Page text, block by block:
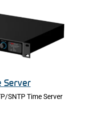
Server
SNTP Time Server